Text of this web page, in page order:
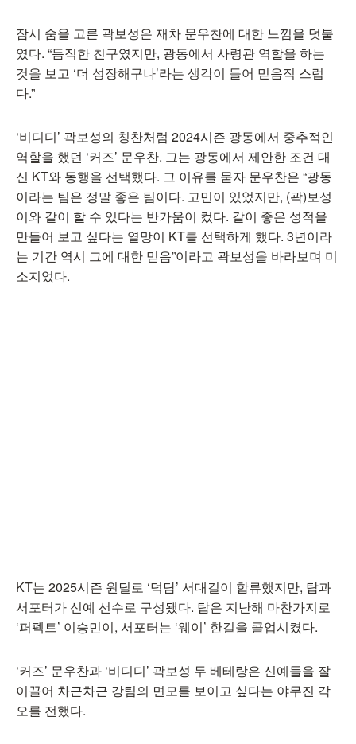
잠시 숨을 고른 곽보성은 재차 문우찬에 대한 느낌을 덧붙
였다. “듬직한 친구였지만, 광동에서 사령관 역할을 하는
것을 보고 ‘더 성장해구나’라는 생각이 들어 믿음직 스럽
다.”
‘비디디’ 곽보성의 칭찬처럼 2024시즌 광동에서 중추적인
역할을 했던 ‘커즈’ 문우찬. 그는 광동에서 제안한 조건 대
신 KT와 동행을 선택했다. 그 이유를 묻자 문우찬은 “광동
이라는 팀은 정말 좋은 팀이다. 고민이 있었지만, (곽)보성
이와 같이 할 수 있다는 반가움이 컸다. 같이 좋은 성적을
만들어 보고 싶다는 열망이 KT를 선택하게 했다. 3년이라
는 기간 역시 그에 대한 믿음”이라고 곽보성을 바라보며 미
소지었다.
KT는 2025시즌 원딜로 ‘덕담’ 서대길이 합류했지만, 탑과
서포터가 신예 선수로 구성됐다. 탑은 지난해 마찬가지로
‘퍼펙트’ 이승민이, 서포터는 ‘웨이’ 한길을 콜업시켰다.
‘커즈’ 문우찬과 ‘비디디’ 곽보성 두 베테랑은 신예들을 잘
이끌어 차근차근 강팀의 면모를 보이고 싶다는 야무진 각
오를 전했다.